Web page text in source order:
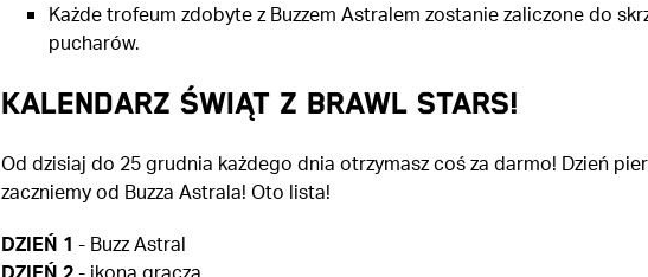
Każde trofeum zdobyte z Buzzem Astralem zostanie zaliczone do
pucharów.
KALENDARZ ŚWIĄT Z BRAWL STARS!
Od dzisiaj do 25 grudnia każdego dnia otrzymasz coś za darmo! Dzień
zaczniemy od Buzza Astrala! Oto lista!
DZIEŃ 1 - Buzz Astral
DZIEŃ 2- ikona gracza